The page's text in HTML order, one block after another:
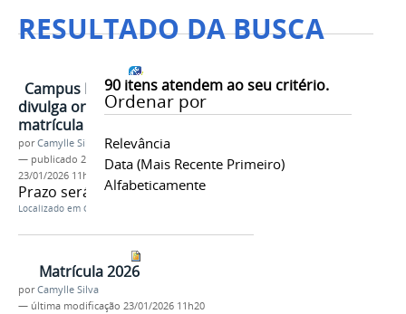
RESULTADO DA BUSCA
90itens atendem ao seu critério.
Ordenar por
Relevância
Data (mais Recente Primeiro)
Alfabeticamente
Campus Marechal Deodoro
divulga orientações para
matrícula online
porCamylle Silva
— publicado 23/01/2026 — última modificação
23/01/2026 11h18
Prazo será de 26 a 28 de janeiro
Localizado em Campus
Matrícula 2026
porCamylle Silva
— última modificação 23/01/2026 11h20